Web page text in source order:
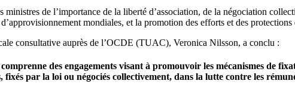
ministres de l’importance de la liberté d’association, de la négociation
mondiales, et la promotion des efforts et des
consultative auprès de l’OCDE (TUAC), Veronica Nilsson, a conclu :
des engagements visant à promouvoir les mécanismes de
par la loi ou négociés collectivement, dans la lutte contre les